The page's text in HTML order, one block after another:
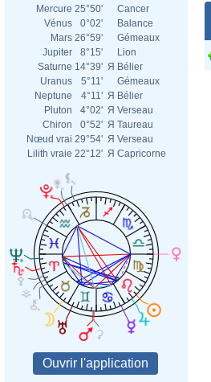
Mercure 25°50'
Cancer
Vénus
0°02'
Balance
Mars 26°59'
Gémeaux
Jupiter
8°15'
Lion
Saturne 14°39' Я Bélier
Uranus
5°11'
Gémeaux
Neptune
4°11' Я Bélier
Pluton
4°02' Я Verseau
Chiron
0°52' Я Taureau
Nœud vrai 29°54' Я Verseau
Lilith vraie 22°12' Я Capricorne